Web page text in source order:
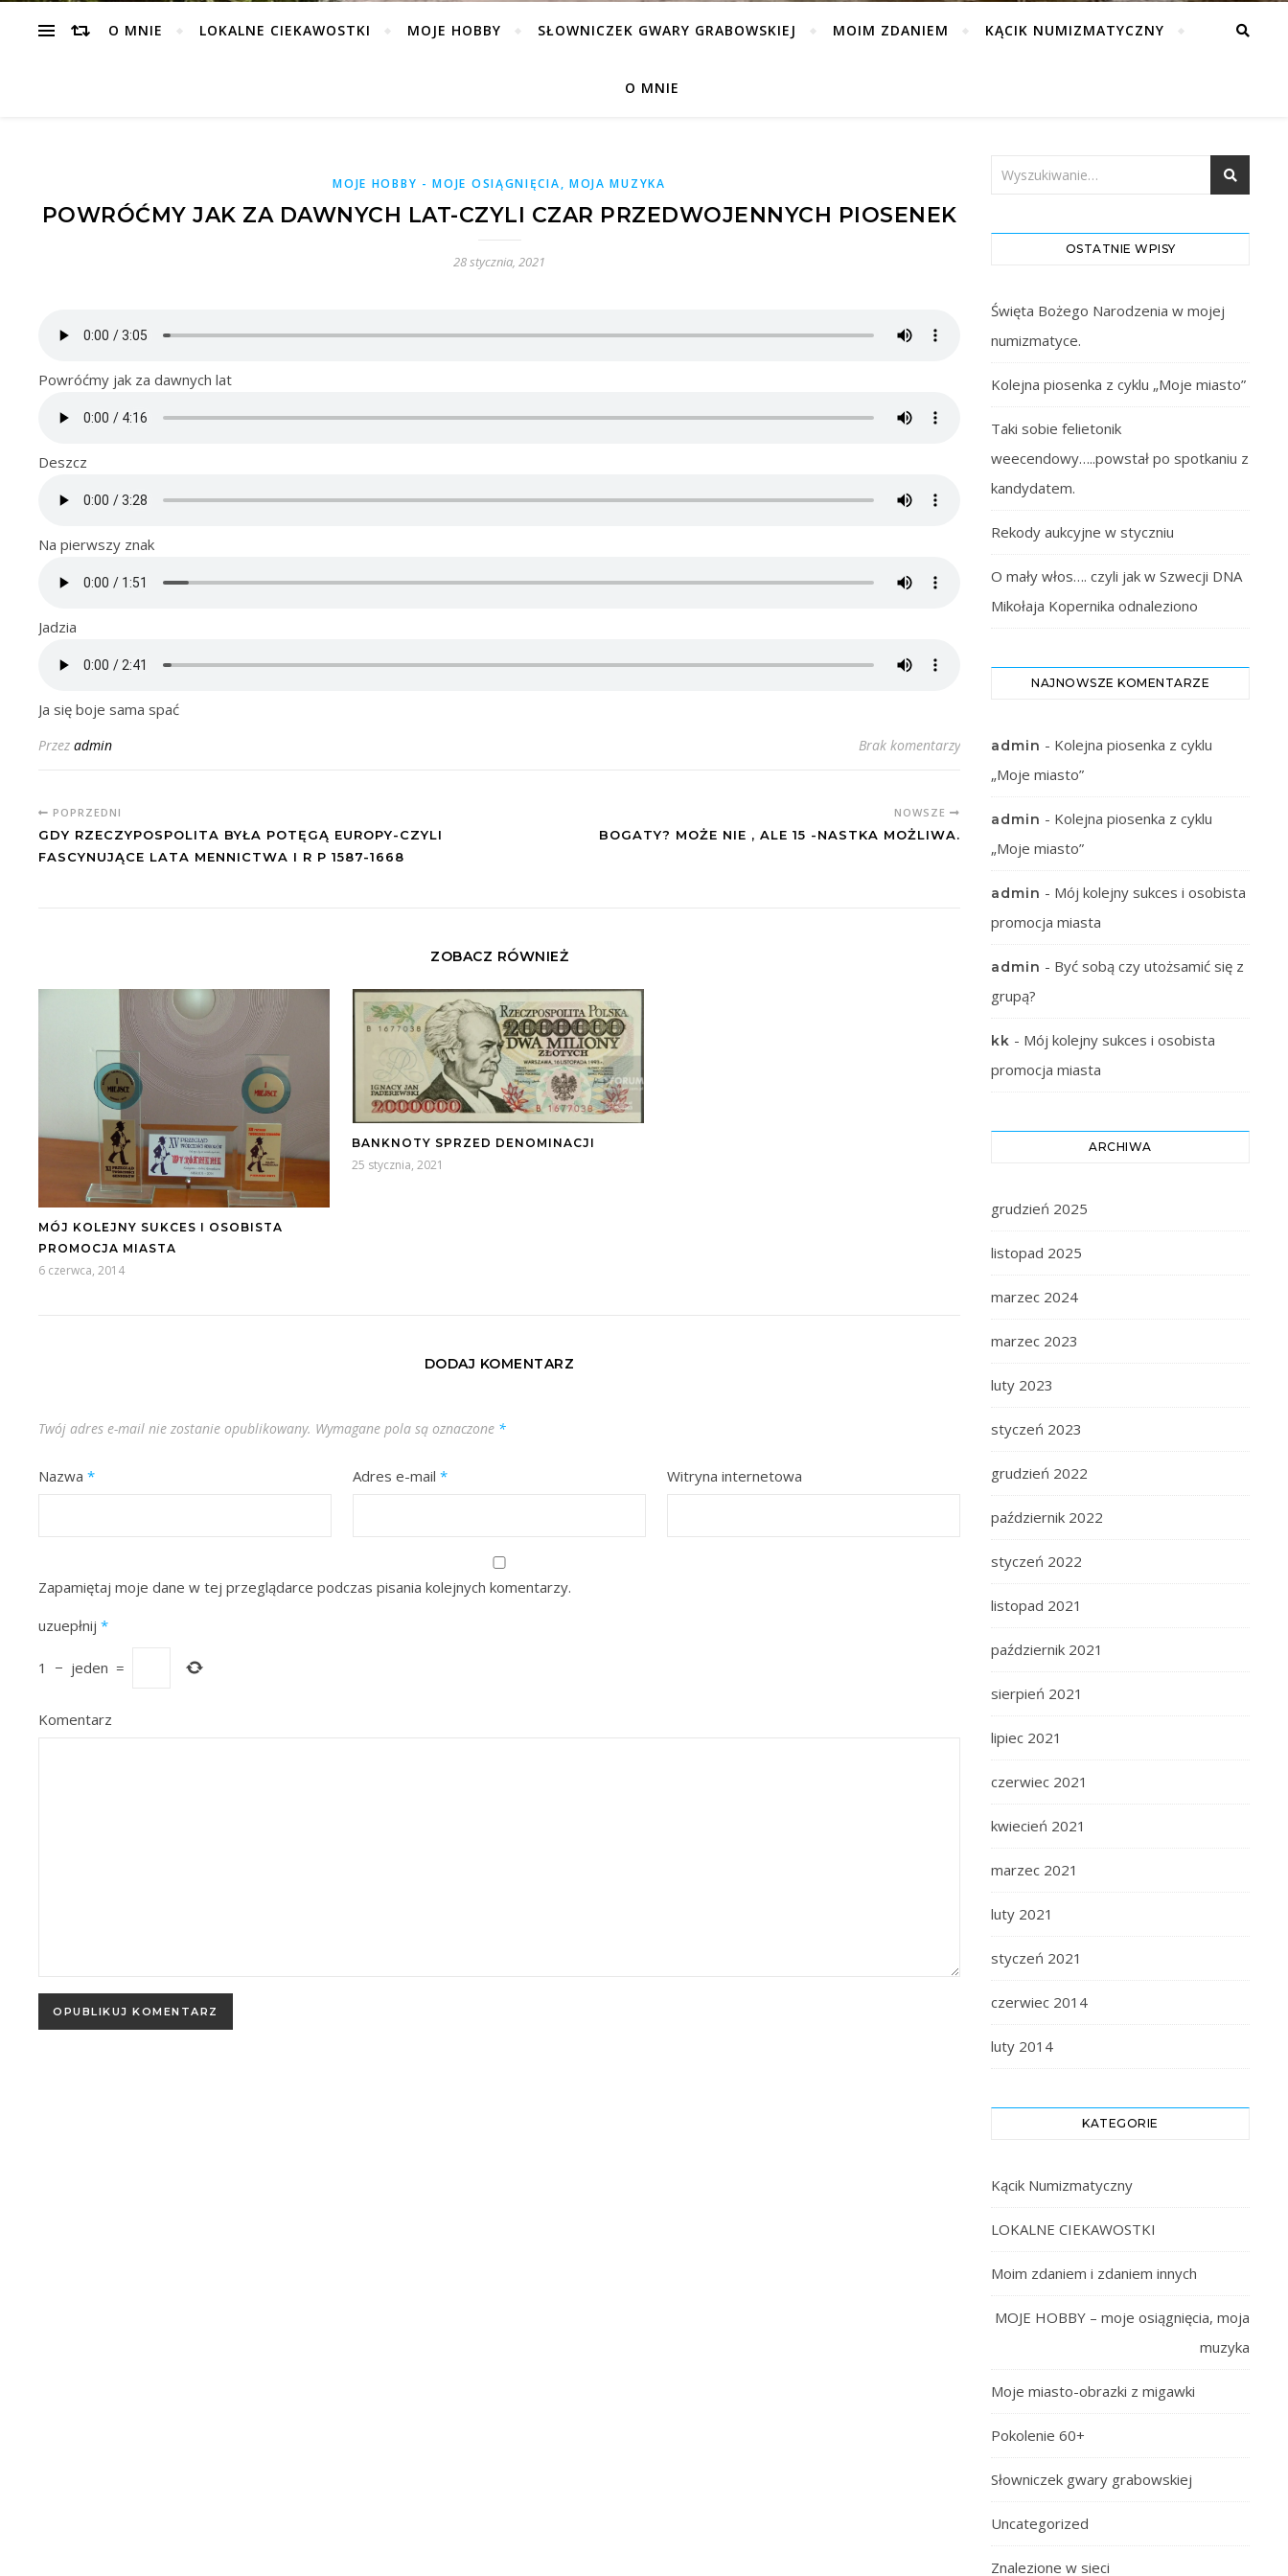
O MNIE LOKALNE CIEKAWOSTKI MOJE HOBBY SŁOWNICZEK GWARY GRABOWSKIEJ MOIM ZDANIEM KĄCIK NUMIZMATYCZNY
O MNIE
MOJE HOBBY - MOJE OSIĄGNIĘCIA, MOJA MUZYKA
POWRÓĆMY JAK ZA DAWNYCH LAT-CZYLI CZAR PRZEDWOJENNYCH PIOSENEK
28 stycznia, 2021
Powróćmy jak za dawnych lat
Deszcz
Na pierwszy znak
Jadzia
Ja się boje sama spać
Przez admin Brak komentarzy
POPRZEDNI
GDY RZECZYPOSPOLITA BYŁA POTĘGĄ EUROPY-CZYLI
FASCYNUJĄCE LATA MENNICTWA I R P 1587-1668
NOWSZE
BOGATY? MOŻE NIE , ALE 15 -NASTKA MOŻLIWA.
ZOBACZ RÓWNIEŻ
MÓJ KOLEJNY SUKCES I OSOBISTA
PROMOCJA MIASTA
6 czerwca, 2014
BANKNOTY SPRZED DENOMINACJI
25 stycznia, 2021
DODAJ KOMENTARZ
Twój adres e-mail nie zostanie opublikowany. Wymagane pola są oznaczone *
Nazwa * Adres e-mail * Witryna internetowa
Zapamiętaj moje dane w tej przeglądarce podczas pisania kolejnych komentarzy.
uzuepłnij *
1 − jeden =
Komentarz
OSTATNIE WPISY
Święta Bożego Narodzenia w mojej
numizmatyce.
Kolejna piosenka z cyklu „Moje miasto”
Taki sobie felietonik
weecendowy…..powstał po spotkaniu z
kandydatem.
Rekody aukcyjne w styczniu
O mały włos…. czyli jak w Szwecji DNA
Mikołaja Kopernika odnaleziono
NAJNOWSZE KOMENTARZE
admin - Kolejna piosenka z cyklu
„Moje miasto”
admin - Kolejna piosenka z cyklu
„Moje miasto”
admin - Mój kolejny sukces i osobista
promocja miasta
admin - Być sobą czy utożsamić się z
grupą?
kk - Mój kolejny sukces i osobista
promocja miasta
ARCHIWA
grudzień 2025
listopad 2025
marzec 2024
marzec 2023
luty 2023
styczeń 2023
grudzień 2022
październik 2022
styczeń 2022
listopad 2021
październik 2021
sierpień 2021
lipiec 2021
czerwiec 2021
kwiecień 2021
marzec 2021
luty 2021
styczeń 2021
czerwiec 2014
luty 2014
KATEGORIE
Kącik Numizmatyczny
LOKALNE CIEKAWOSTKI
Moim zdaniem i zdaniem innych
MOJE HOBBY – moje osiągnięcia, moja
muzyka
Moje miasto-obrazki z migawki
Pokolenie 60+
Słowniczek gwary grabowskiej
Uncategorized
Znalezione w sieci